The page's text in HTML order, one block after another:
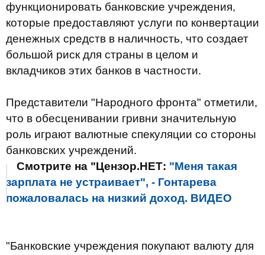
функционировать банковские учреждения,
которые предоставляют услуги по конвертации
денежных средств в наличность, что создает
большой риск для страны в целом и
вкладчиков этих банков в частности.
Представители "Народного фронта" отметили,
что в обесценивании гривни значительную
роль играют валютные спекуляции со стороны
банковских учреждений.
Смотрите на "Цензор.НЕТ: "Меня такая
зарплата не устраивает", - Гонтарева
пожаловалась на низкий доход. ВИДЕО
"Банковские учреждения покупают валюту для